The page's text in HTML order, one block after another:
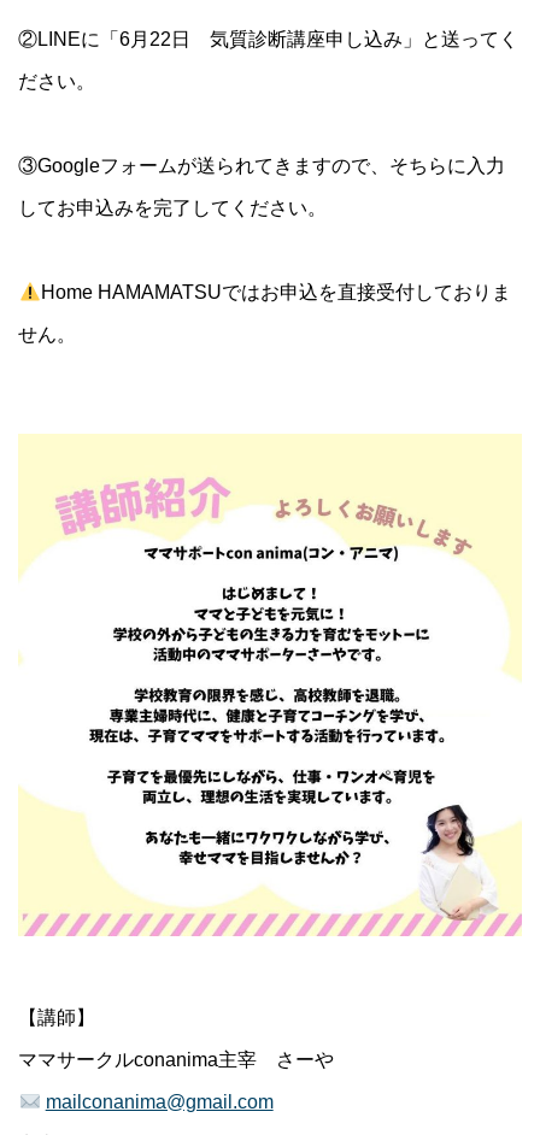
②LINEに「6月22日 気質診断講座申し込み」と送ってく
ださい。
③Googleフォームが送られてきますので、そちらに入力
してお申込みを完了してください。
Home HAMAMATSUではお申込を直接受付しておりま
せん。
【講師】
ママサークルconanima主宰 さーや
mailconanima@gmail.com